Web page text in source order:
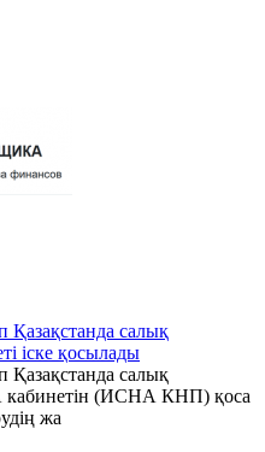
Қазақстанда салық
іске қосылады
Қазақстанда салық
кабинетін (ИСНА КНП) қоса
жа